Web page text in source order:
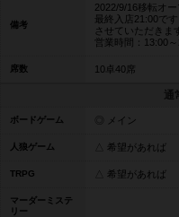
備考
2022/9/16移転オー
最終入店21:00で
させていただきま
営業時間：13:00
席数 10卓40席
通
ボードゲーム ◎ メイン
人狼ゲーム △ 希望があれば
TRPG △ 希望があれば
マーダーミステ
リー